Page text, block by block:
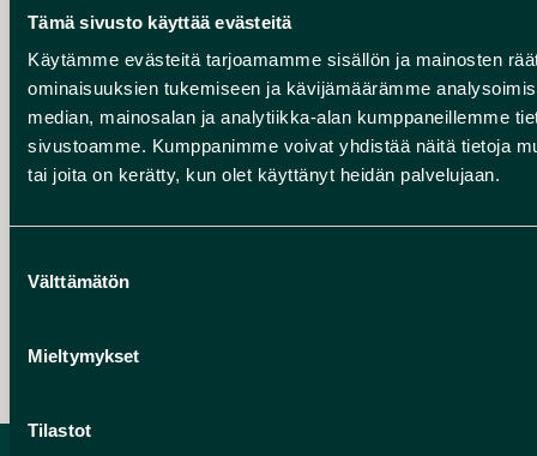
Tämä sivusto käyttää evästeitä
Käytämme evästeitä tarjoamamme sisällön ja mainosten
ominaisuuksien tukemiseen ja kävijämäärämme
median, mainosalan ja analytiikka-alan kumppaneillemme
sivustoamme. Kumppanimme voivat yhdistää näitä tietoja
tai joita on kerätty, kun olet käyttänyt heidän palvelujaan.
valinta
Välttämätön
Mieltymykset
Tilastot
Jääkauden jäljillä – Järven tarina rengasreitti
Jääkauden jäljillä – Jokilaakson tarina